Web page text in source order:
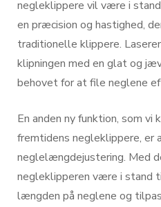
negleklippere vil være i
en præcision og hastighed,
traditionelle klippere.
klipningen med en glat og
behovet for at file neglene
En anden ny funktion, som vi
fremtidens negleklippere, er
neglelængdejustering. Med
negleklipperen være i stand
længden på neglene og